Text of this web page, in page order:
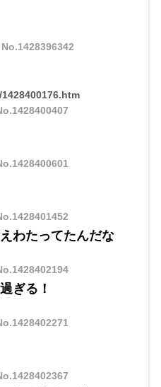
わたってたんだな
ぎる！